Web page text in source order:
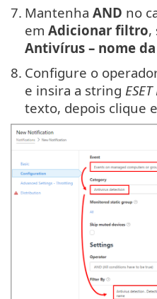
7. Mantenha AND no
em Adicionar filtro,
Antivírus – nome
8. Configure o
e insira a string
texto, depois clique